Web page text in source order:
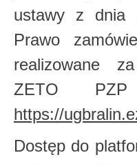
ustawy z dnia
Prawo
realizowane
ZETO
https://
Dostęp do